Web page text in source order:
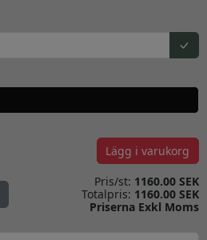
Lägg i varukorg
Pris/st: 1160.00 SEK
Totalpris: 1160.00 SEK
Priserna Exkl Moms